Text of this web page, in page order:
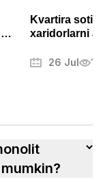
Kvartira
xaridorlarni
26 Jul